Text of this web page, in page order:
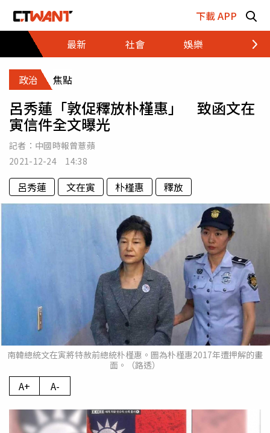
下載 APP
最新
社會 娛樂 財經
政治 焦點
呂秀蓮「敦促釋放朴槿惠」 致函文在
寅信件全文曝光
記者： 中國時報曾薏蘋
2021-12-24 14:38
呂秀蓮 文在寅 朴槿惠 釋放
南韓總統文在寅將特赦前總統朴槿惠。圖為朴槿惠2017年遭押解的畫
面。（路透）
A+ A-